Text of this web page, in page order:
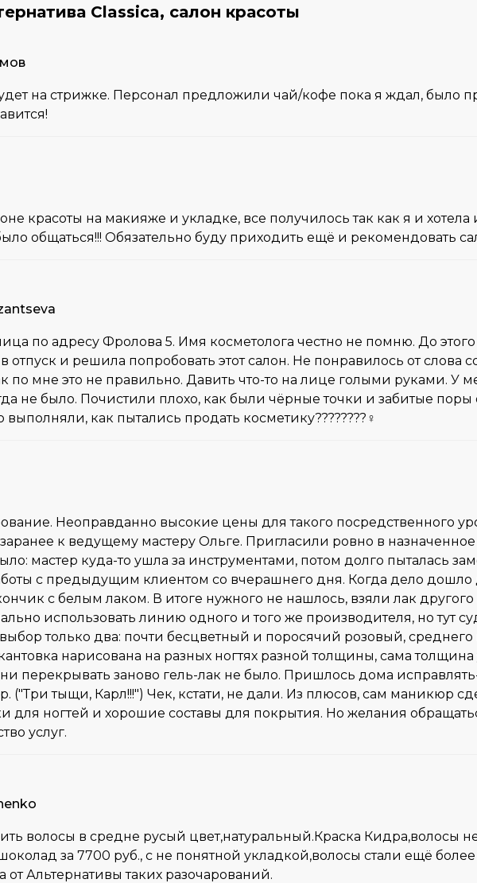
Classica, салон красоты
на стрижке. Персонал предложили чай/кофе пока я ждал, было
красоты на макияже и укладке, все получилось так как я и
общаться!!! Обязательно буду приходить ещё и рекомендовать
по адресу Фролова 5. Имя косметолога честно не помню. До
отпуск и решила попробовать этот салон. Не понравилось от слова
по мне это не правильно. Давить что-то на лице голыми руками.
не было. Почистили плохо, как были чёрные точки и забитые поры
выполняли, как пытались продать косметику????????‍♀️
Неоправданно высокие цены для такого посредственного
к ведущему мастеру Ольге. Пригласили ровно в
мастер куда-то ушла за инструментами, потом долго пыталась
с предыдущим клиентом со вчерашнего дня. Когда дело
с белым лаком. В итоге нужного не нашлось, взяли лак другого
использовать линию одного и того же производителя, но тут
только два: почти бесцветный и поросячий розовый,
нарисована на разных ногтях разной толщины, сама толщина
перекрывать заново гель-лак не было. Пришлось дома
р. ("Три тыщи, Карл!!!") Чек, кстати, не дали. Из плюсов, сам маникюр
для ногтей и хорошие составы для покрытия. Но желания
услуг.
волосы в средне русый цвет,натуральный.Краска Кидра,волосы не
за 7700 руб., с не понятной укладкой,волосы стали ещё
Альтернативы таких разочарований.